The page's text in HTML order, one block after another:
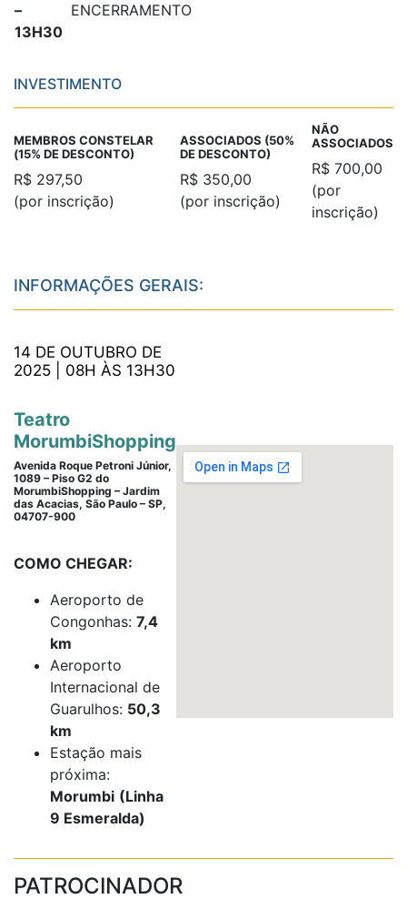
–
13H30
ENCERRAMENTO
INVESTIMENTO
MEMBROS CONSTELAR
(15% DE DESCONTO)
R$ 297,50
(por inscrição)
ASSOCIADOS (50%
DE DESCONTO)
R$ 350,00
(por inscrição)
NÃO
ASSOCIADOS
R$ 700,00
(por
inscrição)
INFORMAÇÕES GERAIS:
14 DE OUTUBRO DE
2025 | 08H ÀS 13H30
Teatro
MorumbiShopping
Avenida Roque Petroni Júnior,
1089 – Piso G2 do
MorumbiShopping – Jardim
das Acacias, São Paulo – SP,
04707-900
COMO CHEGAR:
Aeroporto de
Congonhas: 7,4
km
Aeroporto
Internacional de
Guarulhos: 50,3
km
Estação mais
próxima:
Morumbi (Linha
9 Esmeralda)
PATROCINADOR